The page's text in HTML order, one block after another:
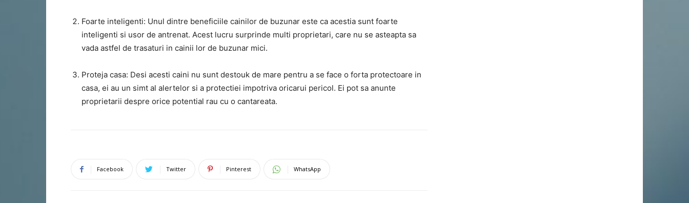
Foarte inteligenti: Unul dintre beneficiile cainilor de buzunar este ca acestia sunt foarte
inteligenti si usor de antrenat. Acest lucru surprinde multi proprietari, care nu se asteapta sa
vada astfel de trasaturi in cainii lor de buzunar mici.
Proteja casa: Desi acesti caini nu sunt destouk de mare pentru a se face o forta protectoare in
casa, ei au un simt al alertelor si a protectiei impotriva oricarui pericol. Ei pot sa anunte
proprietarii despre orice potential rau cu o cantareata.
Facebook Twitter Pinterest WhatsApp